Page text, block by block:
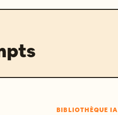
BIBLIOTHÈQUE IA